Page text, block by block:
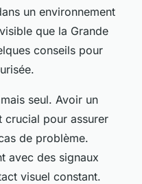
un environnement
que la Grande
conseils pour
seul. Avoir un
crucial pour assurer
de problème.
avec des signaux
visuel constant.